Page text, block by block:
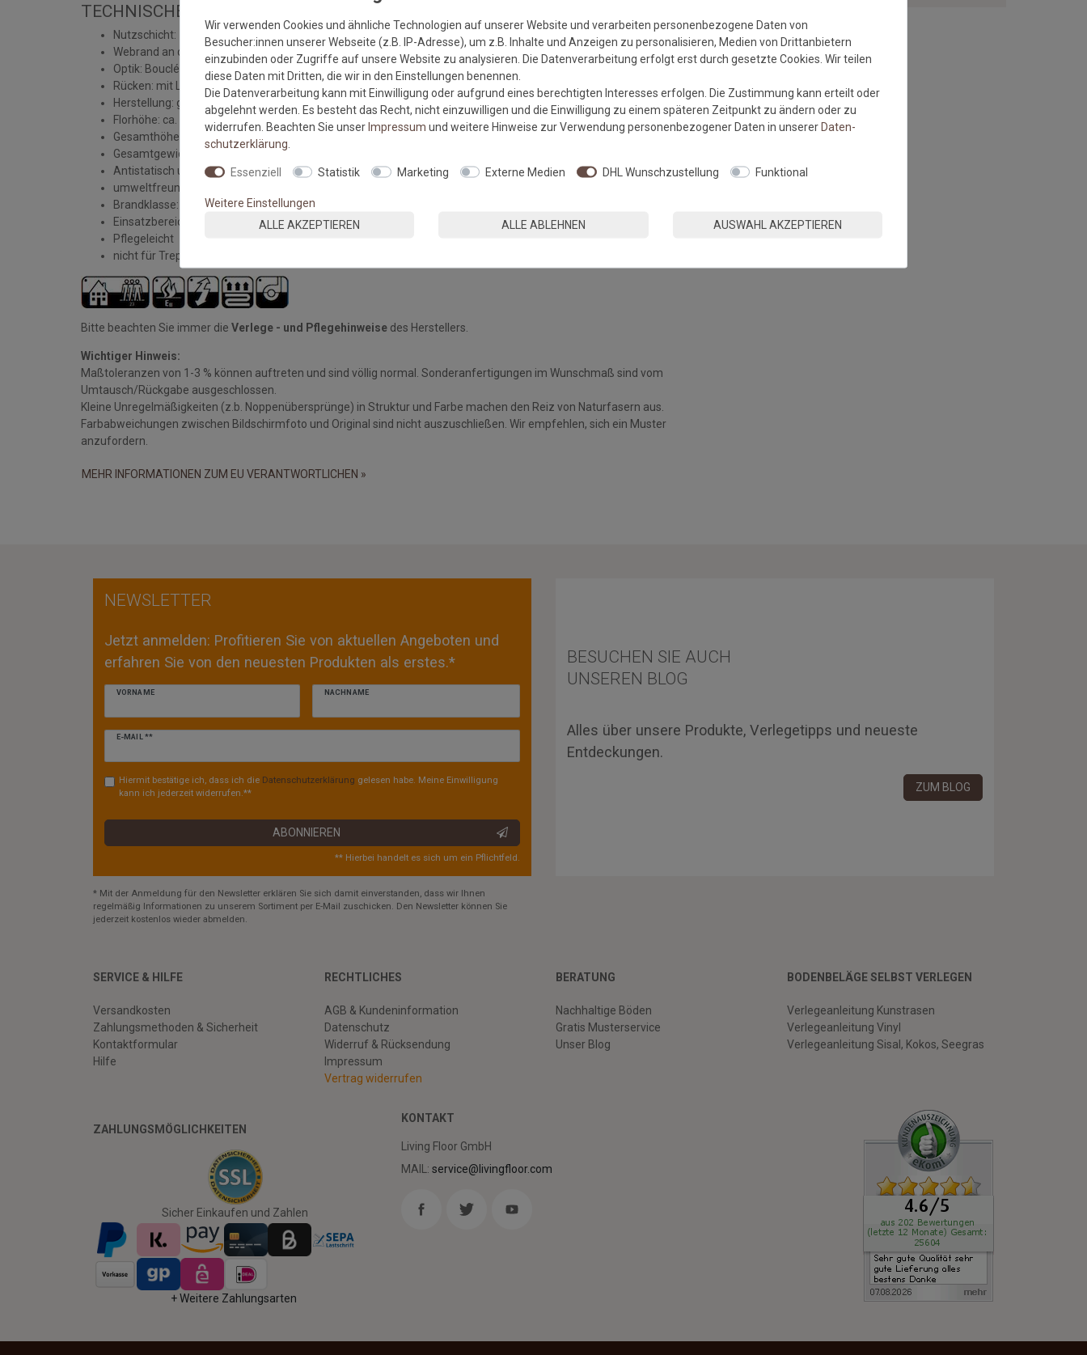
TECHNISCHE DATEN SISALLÄUFER SALVADOR:
Nutzschicht: 100% Sisal Naturfaser OHNE Einfassung der Schnittkanten
Webrand an den Seiten
Optik: Bouclé
Rücken: mit Latexwaffelrücken
Herstellung: gewebt
Florhöhe: ca. 5 mm
Gesamthöhe: ca. 6 mm
Gesamtgewicht: ca. 2400 gr./m²
Antistatisch und Fußbodenheizung geeignet
umweltfreundlich
Brandklasse: Efl
Einsatzbereich: Wohnbereich
Pflegeleicht
nicht für Treppenstufen geeignet, wegen dem Latexrücken = zu unflexibel
Bitte beachten Sie immer die Verlege - und Pflegehinweise des Herstellers.
Wichtiger Hinweis:
Maßtoleranzen von 1-3 % können auftreten und sind völlig normal. Sonderanfertigungen im Wunschmaß sind vom
Umtausch/Rückgabe ausgeschlossen.
Kleine Unregelmäßigkeiten (z.b. Noppenübersprünge) in Struktur und Farbe machen den Reiz von Naturfasern aus.
Farbabweichungen zwischen Bildschirmfoto und Original sind nicht auszuschließen. Wir empfehlen, sich ein Muster
anzufordern.
MEHR INFORMATIONEN ZUM EU VERANTWORTLICHEN »
NEWSLETTER
Jetzt anmelden: Profitieren Sie von aktuellen Angeboten und
erfahren Sie von den neuesten Produkten als erstes.*
VORNAME NACHNAME
E-MAIL **
Newsletter
Hiermit bestätige ich, dass ich die Daten­schutz­erklärung gelesen habe. Meine Einwilligung
kann ich jederzeit widerrufen.**
ABONNIEREN
** Hierbei handelt es sich um ein Pflichtfeld.
BESUCHEN SIE AUCH
UNSEREN BLOG
Alles über unsere Produkte, Verlegetipps und neueste
Entdeckungen.
ZUM BLOG
* Mit der Anmeldung für den Newsletter erklären Sie sich damit einverstanden, dass wir Ihnen
regelmäßig Informationen zu unserem Sortiment per E-Mail zuschicken. Den Newsletter können Sie
jederzeit kostenlos wieder abmelden.
SERVICE & HILFE
Versandkosten
Zahlungsmethoden & Sicherheit
Kontaktformular
Hilfe
RECHTLICHES
AGB & Kundeninformation
Datenschutz
Widerruf & Rücksendung
Impressum
Vertrag widerrufen
BERATUNG
Nachhaltige Böden
Gratis Musterservice
Unser Blog
BODENBELÄGE SELBST VERLEGEN
Verlegeanleitung Kunstrasen
Verlegeanleitung Vinyl
Verlegeanleitung Sisal, Kokos, Seegras
ZAHLUNGSMÖGLICHKEITEN
Sicher Einkaufen und Zahlen
+ Weitere Zahlungsarten
KONTAKT
Living Floor GmbH
MAIL:service@livingfloor.com
Twitter Youtube
Wir verwenden Cookies und ähnliche Technologien auf unserer Website und verarbeiten personenbezogene Daten von
Besucher:innen unserer Webseite (z.B. IP-Adresse), um z.B. Inhalte und Anzeigen zu personalisieren, Medien von Drittanbietern
einzubinden oder Zugriffe auf unsere Website zu analysieren. Die Datenverarbeitung erfolgt erst durch gesetzte Cookies. Wir teilen
diese Daten mit Dritten, die wir in den Einstellungen benennen.
Die Datenverarbeitung kann mit Einwilligung oder aufgrund eines berechtigten Interesses erfolgen. Die Zustimmung kann erteilt oder
abgelehnt werden. Es besteht das Recht, nicht einzuwilligen und die Einwilligung zu einem späteren Zeitpunkt zu ändern oder zu
widerrufen. Beachten Sie unserImpressum und weitere Hinweise zur Verwendung personenbezogener Daten in unsererDaten­
schutz­erklärung
Essenziell Statistik Marketing Externe Medien DHL Wunschzustellung Funktional
Weitere Einstellungen
ALLE AKZEPTIEREN
ALLE ABLEHNEN AUSWAHL AKZEPTIEREN